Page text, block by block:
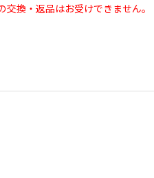
交換・返品はお受けできません。